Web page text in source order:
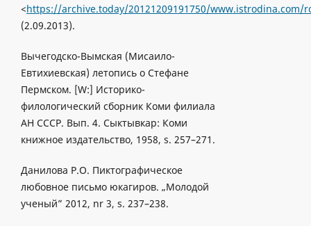
<https://archive.today/20121209191750/www.istrodina.com/
(2.09.2013).
Вычегодско-Вымская (Мисаило-
Евтихиевская) летопись о Стефане
Пермском. [W:] Историко-
филологический сборник Коми филиала
АН СССР. Вып. 4. Сыктывкар: Коми
книжное издательство, 1958, s. 257–271.
Данилова Р.О. Пиктографическое
любовное письмо юкагиров. „Молодой
ученый” 2012, nr 3, s. 237–238.